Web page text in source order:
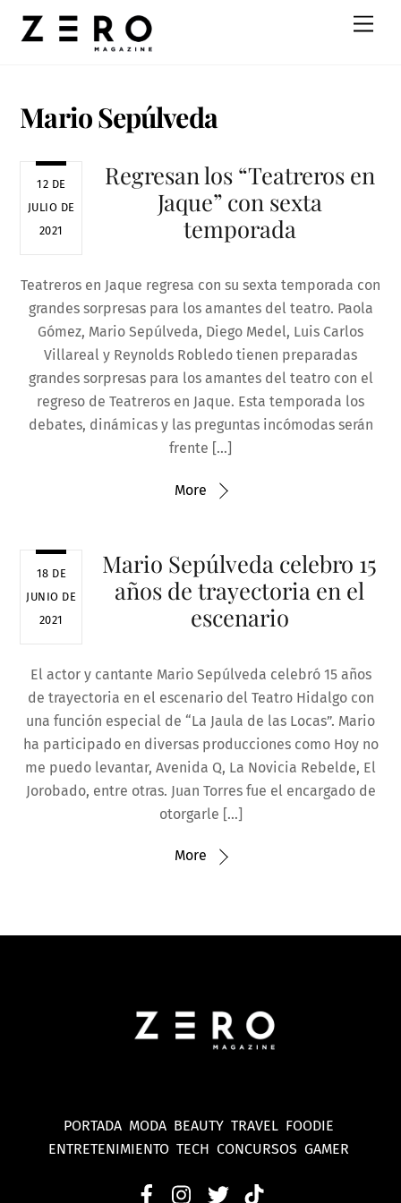
Mario Sepúlveda
12 DE
JULIO DE
2021
Regresan los “Teatreros en
Jaque” con sexta
temporada
Teatreros en Jaque regresa con su sexta temporada con
grandes sorpresas para los amantes del teatro. Paola
Gómez, Mario Sepúlveda, Diego Medel, Luis Carlos
Villareal y Reynolds Robledo tienen preparadas
grandes sorpresas para los amantes del teatro con el
regreso de Teatreros en Jaque. Esta temporada los
debates, dinámicas y las preguntas incómodas serán
frente […]
More
18 DE
JUNIO DE
2021
Mario Sepúlveda celebro 15
años de trayectoria en el
escenario
El actor y cantante Mario Sepúlveda celebró 15 años
de trayectoria en el escenario del Teatro Hidalgo con
una función especial de “La Jaula de las Locas”. Mario
ha participado en diversas producciones como Hoy no
me puedo levantar, Avenida Q, La Novicia Rebelde, El
Jorobado, entre otras. Juan Torres fue el encargado de
otorgarle […]
More
PORTADA MODA BEAUTY TRAVEL FOODIE
ENTRETENIMIENTO TECH CONCURSOS GAMER